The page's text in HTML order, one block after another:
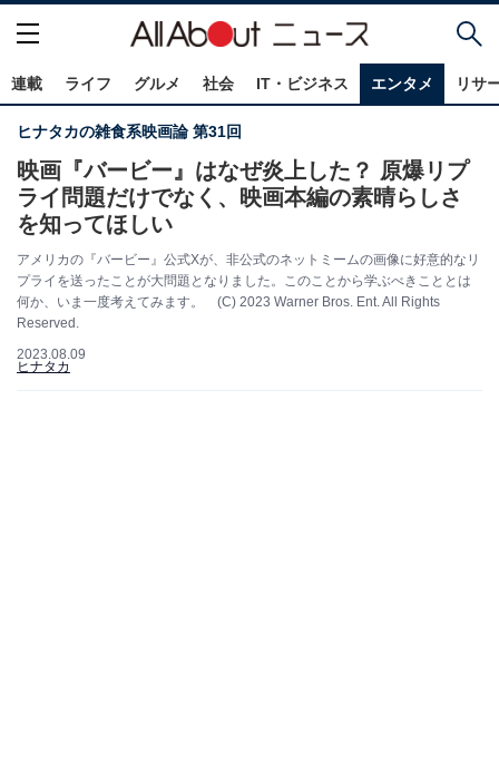
連載 ライフ グルメ 社会 IT・ビジネス エンタメ リサ
ヒナタカの雑食系映画論 第31回
映画『バービー』はなぜ炎上した？ 原爆リプ
ライ問題だけでなく、映画本編の素晴らしさ
を知ってほしい
アメリカの『バービー』公式Xが、非公式のネットミームの画像に好意的なリ
プライを送ったことが大問題となりました。このことから学ぶべきこととは
何か、いま一度考えてみます。 (C) 2023 Warner Bros. Ent. All Rights
Reserved.
2023.08.09
ヒナタカ